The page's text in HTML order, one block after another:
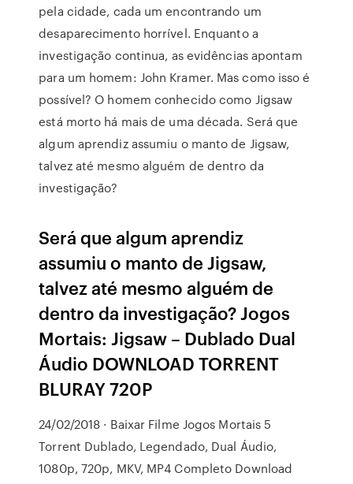
pela cidade, cada um encontrando um
desaparecimento horrível. Enquanto a
investigação continua, as evidências apontam
para um homem: John Kramer. Mas como isso é
possível? O homem conhecido como Jigsaw
está morto há mais de uma década. Será que
algum aprendiz assumiu o manto de Jigsaw,
talvez até mesmo alguém de dentro da
investigação?
Será que algum aprendiz
assumiu o manto de Jigsaw,
talvez até mesmo alguém de
dentro da investigação? Jogos
Mortais: Jigsaw – Dublado Dual
Áudio DOWNLOAD TORRENT
BLURAY 720P
24/02/2018 · Baixar Filme Jogos Mortais 5
Torrent Dublado, Legendado, Dual Áudio,
1080p, 720p, MKV, MP4 Completo Download